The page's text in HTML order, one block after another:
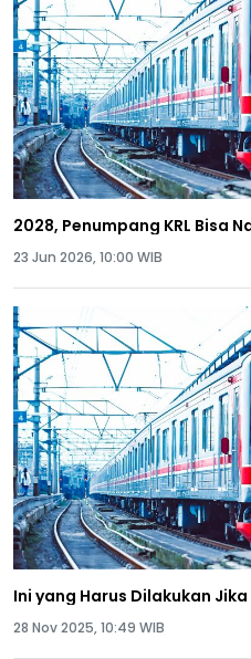
2028, Penumpang KRL Bisa
23 Jun 2026, 10:00 WIB
Ini yang Harus Dilakukan
28 Nov 2025, 10:49 WIB